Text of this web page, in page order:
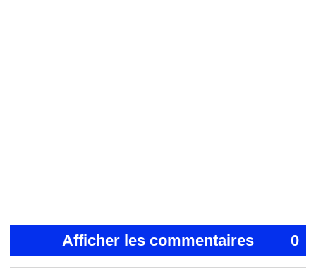
Afficher les commentaires 0